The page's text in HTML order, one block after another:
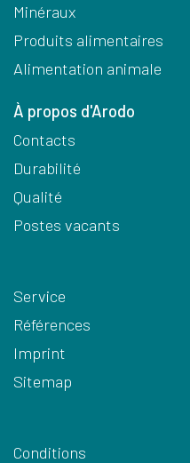
Minéraux
Produits alimentaires
Alimentation animale
À propos d'Arodo
Contacts
Durabilité
Qualité
Postes vacants
Service
Références
Imprint
Sitemap
Conditions